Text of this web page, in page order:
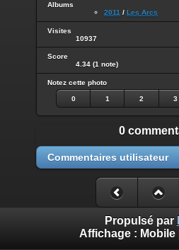
Albums
2011 / Les Arcs
Visites
10937
Score
4.34 (1 note)
Notez cette photo
0 1 2 3
0
Commentaires utilisateur
Propulsé par
Affichage : Mobile